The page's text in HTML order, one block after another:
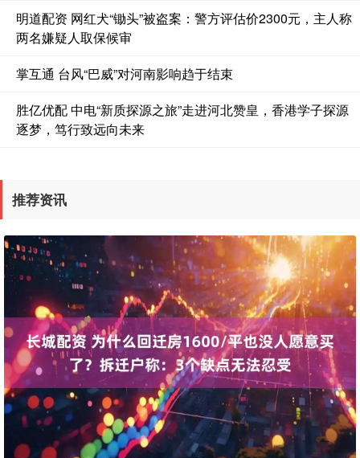
明道配资 网红犬“锄头”被盗案：警方评估价2300元，主人称
两名嫌疑人取保候审
掌互通 台风“巴威”对河南影响趋于结束
胜亿优配 中电“新质探源之旅”走进河北赞皇，香港学子探源
逐梦，笃行致远向未来
推荐资讯